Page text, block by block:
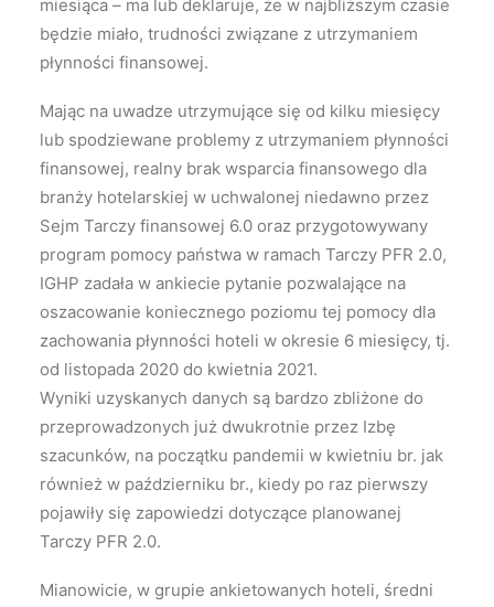
miesiąca – ma lub deklaruje, że w najbliższym czasie
będzie miało, trudności związane z utrzymaniem
płynności finansowej.
Mając na uwadze utrzymujące się od kilku miesięcy
lub spodziewane problemy z utrzymaniem płynności
finansowej, realny brak wsparcia finansowego dla
branży hotelarskiej w uchwalonej niedawno przez
Sejm Tarczy finansowej 6.0 oraz przygotowywany
program pomocy państwa w ramach Tarczy PFR 2.0,
IGHP zadała w ankiecie pytanie pozwalające na
oszacowanie koniecznego poziomu tej pomocy dla
zachowania płynności hoteli w okresie 6 miesięcy, tj.
od listopada 2020 do kwietnia 2021.
Wyniki uzyskanych danych są bardzo zbliżone do
przeprowadzonych już dwukrotnie przez Izbę
szacunków, na początku pandemii w kwietniu br. jak
również w październiku br., kiedy po raz pierwszy
pojawiły się zapowiedzi dotyczące planowanej
Tarczy PFR 2.0.
Mianowicie, w grupie ankietowanych hoteli, średni